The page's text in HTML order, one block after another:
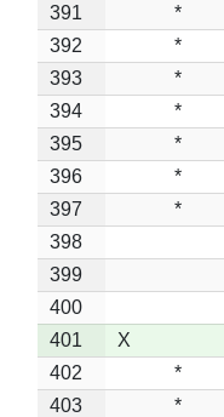
391
*
392
*
393
*
394
*
395
*
396
*
397
*
398
399
400
401
X
402
*
403
*